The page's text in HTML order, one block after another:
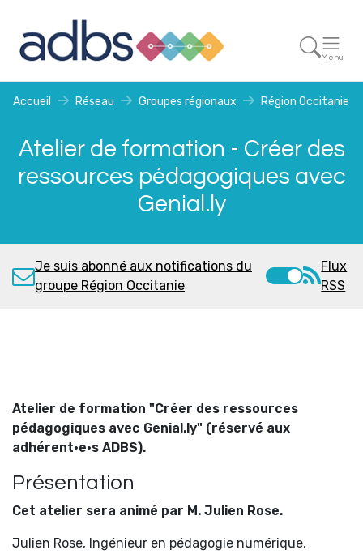
Menu
Accueil Réseau Groupes régionaux Région Occitanie
Atelier de formation - Créer des
ressources pédagogiques avec
Genial.ly
Je suis abonné aux notifications du
groupe Région Occitanie
Flux
RSS
Atelier de formation "Créer des ressources
pédagogiques avec Genial.ly" (réservé aux
adhérent·e·s ADBS).
Présentation
Cet atelier sera animé par M. Julien Rose.
Julien Rose, Ingénieur en pédagogie numérique,